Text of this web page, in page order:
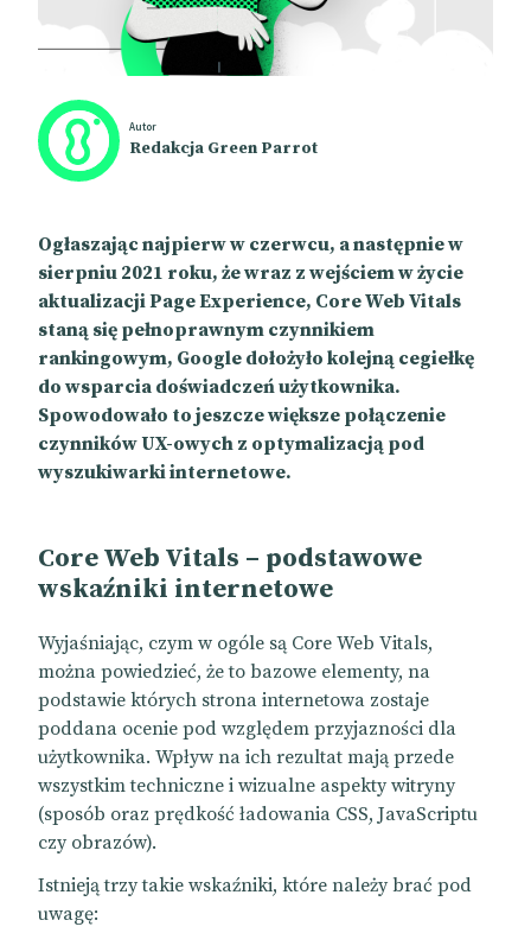
Autor
Redakcja Green Parrot
Ogłaszając najpierw w czerwcu, a następnie w
sierpniu 2021 roku, że wraz z wejściem w życie
aktualizacji Page Experience, Core Web Vitals
staną się pełnoprawnym czynnikiem
rankingowym, Google dołożyło kolejną cegiełkę
do wsparcia doświadczeń użytkownika.
Spowodowało to jeszcze większe połączenie
czynników UX-owych z optymalizacją pod
wyszukiwarki internetowe.
Core Web Vitals – podstawowe
wskaźniki internetowe
Wyjaśniając, czym w ogóle są Core Web Vitals,
można powiedzieć, że to bazowe elementy, na
podstawie których strona internetowa zostaje
poddana ocenie pod względem przyjazności dla
użytkownika. Wpływ na ich rezultat mają przede
wszystkim techniczne i wizualne aspekty witryny
(sposób oraz prędkość ładowania CSS, JavaScriptu
czy obrazów).
Istnieją trzy takie wskaźniki, które należy brać pod
uwagę: